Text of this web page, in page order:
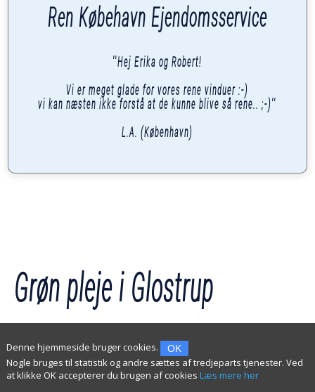
Ren Købehavn Ejendomsservice
''Hej Erika og Robert!
Vi er meget glade for vores rene vinduer :-)
vi kan næsten ikke forstå at de kunne blive så rene.. ;-)''
L.A. (København)
Grøn pleje i Glostrup
Professionel og pålidelig grøn pleje.
Denne hjemmeside bruger cookies. OK
Nogle bruges til statistik og andre sættes af tredjeparts tjenester. Ved
at klikke OK accepterer du brugen af cookies Læs mere her